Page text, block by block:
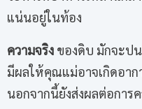
แน่นอยู่ในท้อง
ความจริง ของดิบ มักจะป
มีผลให้คุณแม่อาจเกิดอาก
นอกจากนี้ยังส่งผลต่อกา